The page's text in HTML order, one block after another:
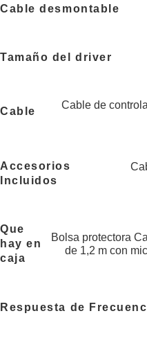
Cable desmontable
Tamaño del driver
Cable
Cable de
Accesorios
Incluidos
Que
hay en
caja
Bolsa protectora
de 1,2 m con
Respuesta de